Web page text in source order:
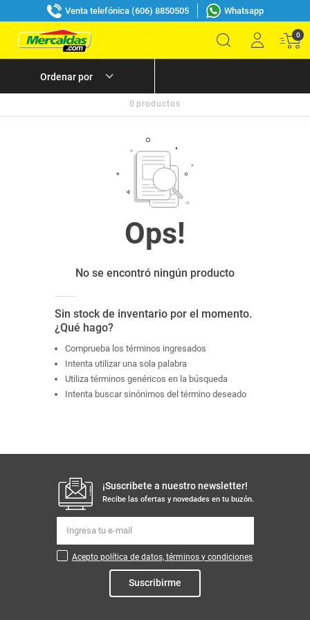
Venta telefónica (606) 8850505 Whatsapp
0
0 productos
No se encontró ningún producto
Sin stock de inventario por el momento.
¿Qué hago?
Comprueba los términos ingresados
Intenta utilizar una sola palabra
Utiliza términos genéricos en la búsqueda
Intenta buscar sinónimos del término deseado
¡Suscribete a nuestro newsletter!
Recibe las ofertas y novedades en tu buzón.
Acepto política de datos, términos y condiciones
Suscribirme